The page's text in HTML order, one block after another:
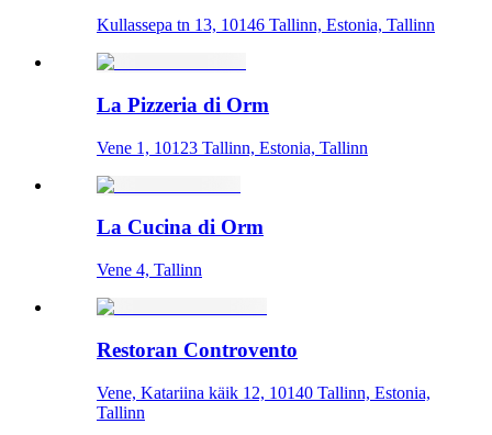
Kullassepa tn 13, 10146 Tallinn, Estonia, Tallinn
La Pizzeria di Orm
Vene 1, 10123 Tallinn, Estonia, Tallinn
La Cucina di Orm
Vene 4, Tallinn
Restoran Controvento
Vene, Katariina käik 12, 10140 Tallinn, Estonia,
Tallinn